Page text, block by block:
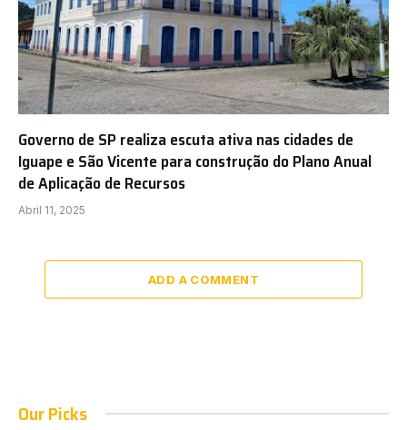
Governo de SP realiza escuta ativa nas cidades de
Iguape e São Vicente para construção do Plano Anual
de Aplicação de Recursos
Abril 11, 2025
ADD A COMMENT
Our Picks